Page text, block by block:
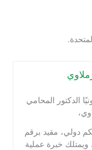
الدكتور المحامي
دولي، مقيد برقم
منذ 29/01/1992، ويمتلك خبرة عملية